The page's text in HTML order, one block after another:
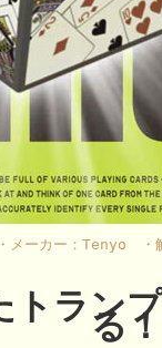
・メーカー：Tenyo ・
トラン
る！